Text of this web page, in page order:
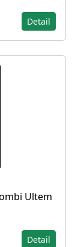
Detail
Ultem
Detail